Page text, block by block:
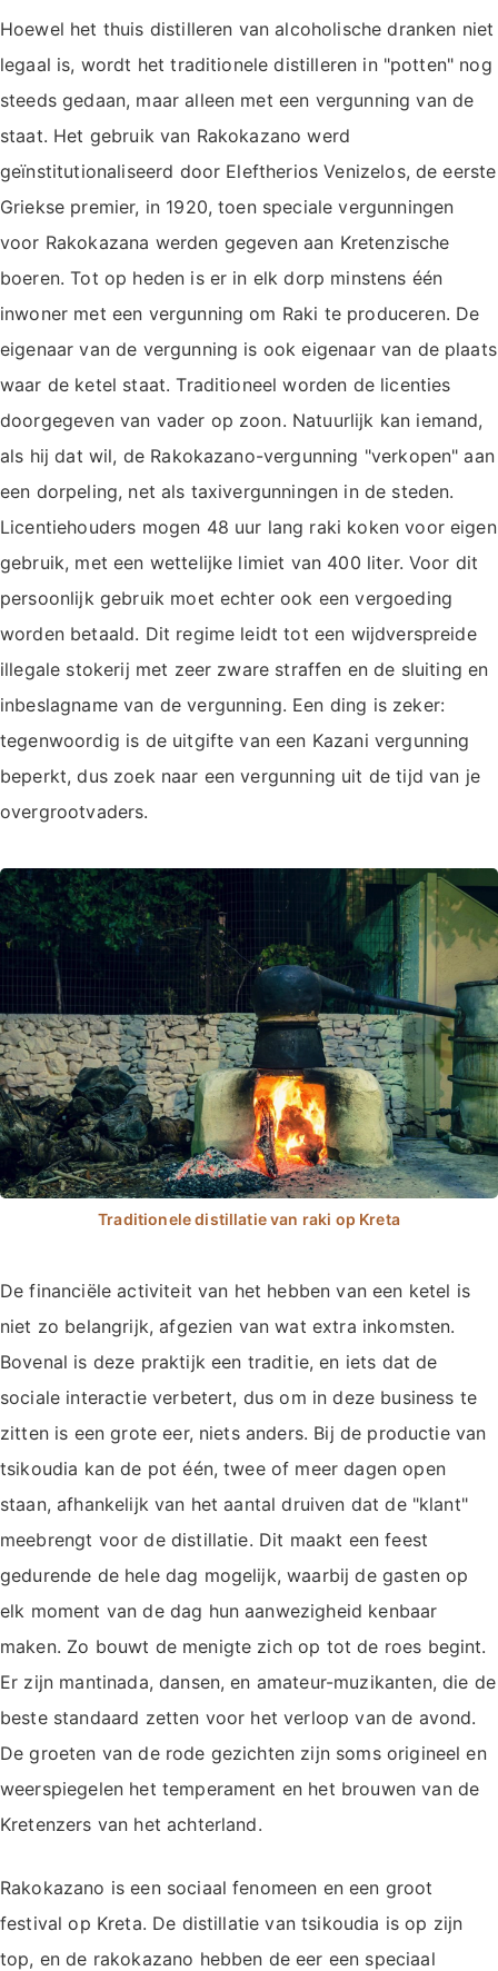
Hoewel het thuis distilleren van alcoholische dranken niet
legaal is, wordt het traditionele distilleren in "potten" nog
steeds gedaan, maar alleen met een vergunning van de
staat. Het gebruik van Rakokazano werd
geïnstitutionaliseerd door Eleftherios Venizelos, de eerste
Griekse premier, in 1920, toen speciale vergunningen
voor Rakokazana werden gegeven aan Kretenzische
boeren. Tot op heden is er in elk dorp minstens één
inwoner met een vergunning om Raki te produceren. De
eigenaar van de vergunning is ook eigenaar van de plaats
waar de ketel staat. Traditioneel worden de licenties
doorgegeven van vader op zoon. Natuurlijk kan iemand,
als hij dat wil, de Rakokazano-vergunning "verkopen" aan
een dorpeling, net als taxivergunningen in de steden.
Licentiehouders mogen 48 uur lang raki koken voor eigen
gebruik, met een wettelijke limiet van 400 liter. Voor dit
persoonlijk gebruik moet echter ook een vergoeding
worden betaald. Dit regime leidt tot een wijdverspreide
illegale stokerij met zeer zware straffen en de sluiting en
inbeslagname van de vergunning. Een ding is zeker:
tegenwoordig is de uitgifte van een Kazani vergunning
beperkt, dus zoek naar een vergunning uit de tijd van je
overgrootvaders.
De financiële activiteit van het hebben van een ketel is
niet zo belangrijk, afgezien van wat extra inkomsten.
Bovenal is deze praktijk een traditie, en iets dat de
sociale interactie verbetert, dus om in deze business te
zitten is een grote eer, niets anders. Bij de productie van
tsikoudia kan de pot één, twee of meer dagen open
staan, afhankelijk van het aantal druiven dat de "klant"
meebrengt voor de distillatie. Dit maakt een feest
gedurende de hele dag mogelijk, waarbij de gasten op
elk moment van de dag hun aanwezigheid kenbaar
maken. Zo bouwt de menigte zich op tot de roes begint.
Er zijn mantinada, dansen, en amateur-muzikanten, die de
beste standaard zetten voor het verloop van de avond.
De groeten van de rode gezichten zijn soms origineel en
weerspiegelen het temperament en het brouwen van de
Kretenzers van het achterland.
Rakokazano is een sociaal fenomeen en een groot
festival op Kreta. De distillatie van tsikoudia is op zijn
top, en de rakokazano hebben de eer een speciaal